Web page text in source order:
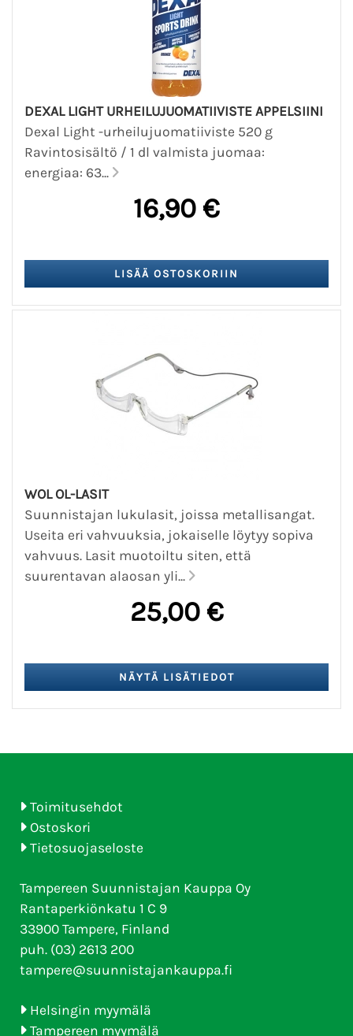
DEXAL LIGHT URHEILUJUOMATIIVISTE APPELSIINI
Dexal Light -urheilujuomatiiviste 520 g
Ravintosisältö / 1 dl valmista juomaa:
energiaa: 63...
16,90 €
WOL OL-LASIT
Suunnistajan lukulasit, joissa metallisangat.
Useita eri vahvuuksia, jokaiselle löytyy sopiva
vahvuus. Lasit muotoiltu siten, että
suurentavan alaosan yli...
25,00 €
Toimitusehdot
Ostoskori
Tietosuojaseloste
Tampereen Suunnistajan Kauppa Oy
Rantaperkiönkatu 1 C 9
33900 Tampere, Finland
puh. (03) 2613 200
tampere@suunnistajankauppa.fi
Helsingin myymälä
Tampereen myymälä